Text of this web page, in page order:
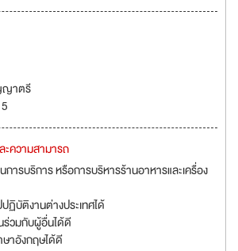
าตรี
ความสามารถ
ารบริการ หรือการบริหารร้านอาหารและเครื่อง
ฏิบัติงานต่างประเทศได้
วมกับผู้อื่นได้ดี
าอังกฤษได้ดี